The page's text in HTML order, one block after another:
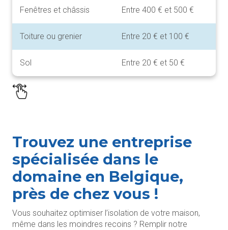
Fenêtres et châssis Entre 400 € et 500 €
Toiture ou grenier Entre 20 € et 100 €
Sol Entre 20 € et 50 €
Trouvez une entreprise
spécialisée dans le
domaine en Belgique,
près de chez vous !
Vous souhaitez optimiser l’isolation de votre maison,
même dans les moindres recoins ? Remplir notre